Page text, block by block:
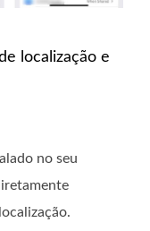
localização e
no seu